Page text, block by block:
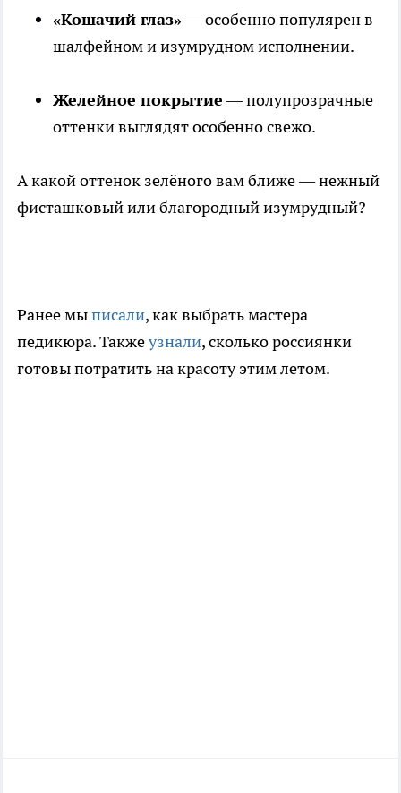
«Кошачий глаз»— особенно популярен в
шалфейном и изумрудном исполнении.
Желейное покрытие— полупрозрачные
оттенки выглядят особенно свежо.
А какой оттенок зелёного вам ближе — нежный
фисташковый или благородный изумрудный?
Ранее мыписали, как выбрать мастера
педикюра. Такжеузнали, сколько россиянки
готовы потратить на красоту этим летом.